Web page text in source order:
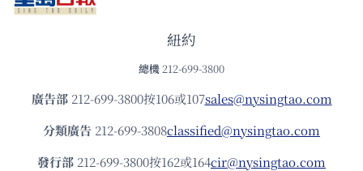
紐約
總機 212-699-3800
廣告部212-699-3800按106或107sales@nysingtao.com
分類廣告 212-699-3808classified@nysingtao.com
發⾏部 212-699-3800按162或164cir@nysingtao.com